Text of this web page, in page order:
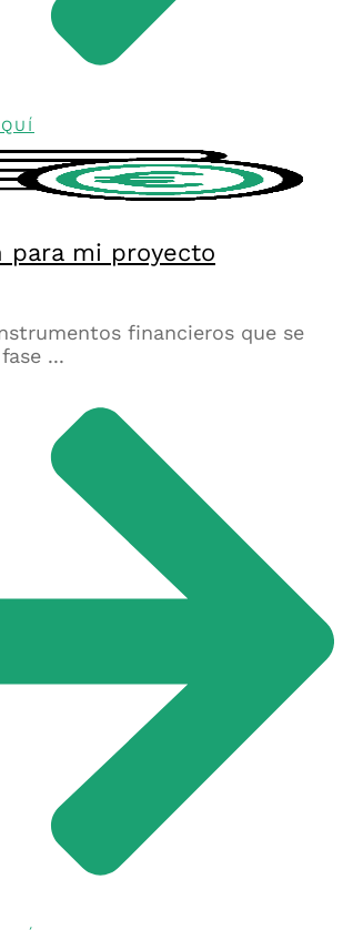
para mi proyecto
financieros que se
...